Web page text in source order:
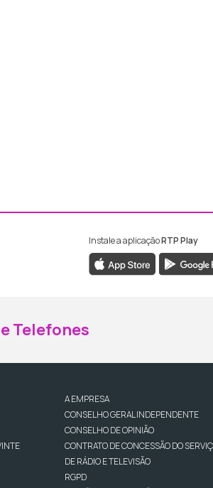
da RTP Madeira
da RTP Madeira
Instale a aplicaçãoRTP Play
Telefones
A EMPRESA
CONSELHO GERAL INDEPENDENTE
CONSELHO DE OPINIÃO
CONTRATO DE CONCESSÃO DO
DE RÁDIO E TELEVISÃO
RGPD